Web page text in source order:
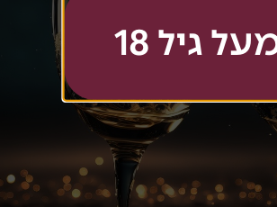
הצטרפתי!
גיל 18